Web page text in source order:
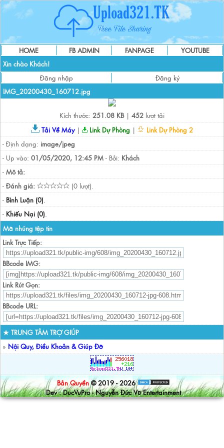
HOME FB ADMIN FANPAGE
YOUTUBE
Xin chào Khách!
Đăng nhập
Đăng ký
IMG_20200430_160712.jpg
Kích thước: 251.08 KB| 452 lượt tải
Tải Về Máy| Link Dự Phòng |
Link Dự Phòng 2
- Định dạng: image/jpeg
- Up vào: 01/05/2020, 12:45 PM - Bởi: Khách
- Mô tả:
- Đánh giá:
(0 lượt).
- Bình Luận (0).
- Khiếu Nại (0).
Mã nhúng tệp tin
Link Trực Tiếp:
BBcode IMG:
Link Rút Gọn:
BBcode URL:
★ TRUNG TÂM TRỢ GIÚP
» Nội Quy, Điều Khoản & Giúp Đỡ
Bản Quyền © 2019 - 2026
Dev : DucVuPro - Nguyễn Đức Vũ Entertainment